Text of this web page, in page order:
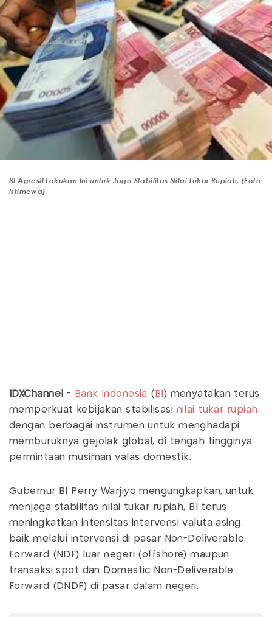
BI Agresif Lakukan Ini untuk Jaga Stabilitas Nilai Tukar Rupiah. (Foto
Istimewa)
IDXChannel - Bank Indonesia ( BI ) menyatakan terus
memperkuat kebijakan stabilisasi nilai tukar rupiah
dengan berbagai instrumen untuk menghadapi
memburuknya gejolak global, di tengah tingginya
permintaan musiman valas domestik.
Gubernur BI Perry Warjiyo mengungkapkan, untuk
menjaga stabilitas nilai tukar rupiah, BI terus
meningkatkan intensitas intervensi valuta asing,
baik melalui intervensi di pasar Non-Deliverable
Forward (NDF) luar negeri (offshore) maupun
transaksi spot dan Domestic Non-Deliverable
Forward (DNDF) di pasar dalam negeri.